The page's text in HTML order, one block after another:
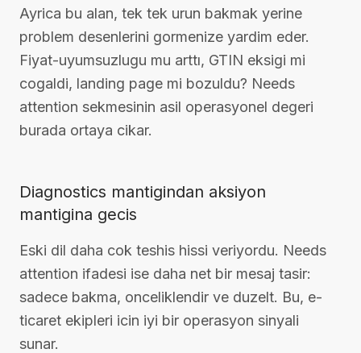
Ayrica bu alan, tek tek urun bakmak yerine
problem desenlerini gormenize yardim eder.
Fiyat-uyumsuzlugu mu arttı, GTIN eksigi mi
cogaldi, landing page mi bozuldu? Needs
attention sekmesinin asil operasyonel degeri
burada ortaya cikar.
Diagnostics mantigindan aksiyon
mantigina gecis
Eski dil daha cok teshis hissi veriyordu. Needs
attention ifadesi ise daha net bir mesaj tasir:
sadece bakma, onceliklendir ve duzelt. Bu, e-
ticaret ekipleri icin iyi bir operasyon sinyali
sunar.